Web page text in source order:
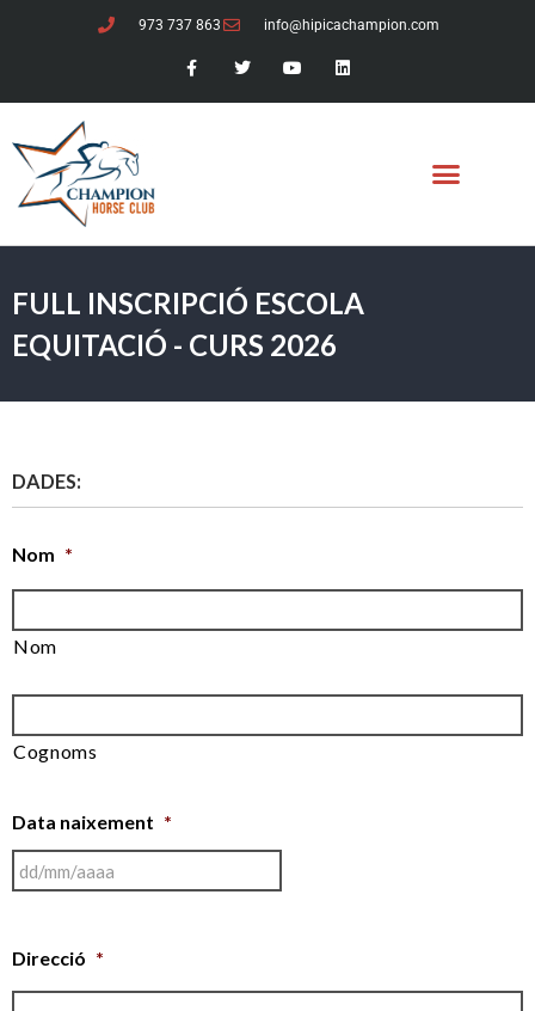
973 737 863 info@hipicachampion.com
FULL INSCRIPCIÓ ESCOLA
EQUITACIÓ - CURS 2026
DADES:
Nom *
Nom
Cognoms
Data naixement *
Direcció *